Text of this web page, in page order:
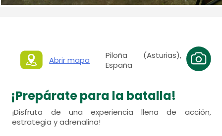
Abrir mapa
Piloña (Asturias),
España
¡Prepárate para la batalla!
¡Disfruta de una experiencia llena de acción,
estrategia y adrenalina!